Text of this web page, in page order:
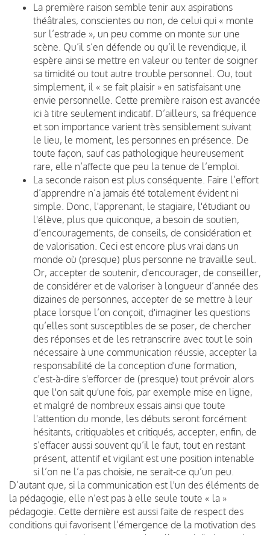
La première raison semble tenir aux aspirations
théâtrales, conscientes ou non, de celui qui « monte
sur l’estrade », un peu comme on monte sur une
scène. Qu’il s’en défende ou qu’il le revendique, il
espère ainsi se mettre en valeur ou tenter de soigner
sa timidité ou tout autre trouble personnel. Ou, tout
simplement, il « se fait plaisir » en satisfaisant une
envie personnelle. Cette première raison est avancée
ici à titre seulement indicatif. D’ailleurs, sa fréquence
et son importance varient très sensiblement suivant
le lieu, le moment, les personnes en présence. De
toute façon, sauf cas pathologique heureusement
rare, elle n’affecte que peu la tenue de l’emploi.
La seconde raison est plus conséquente. Faire l’effort
d’apprendre n’a jamais été totalement évident ni
simple. Donc, l'apprenant, le stagiaire, l'étudiant ou
l'élève, plus que quiconque, a besoin de soutien,
d’encouragements, de conseils, de considération et
de valorisation. Ceci est encore plus vrai dans un
monde où (presque) plus personne ne travaille seul.
Or, accepter de soutenir, d'encourager, de conseiller,
de considérer et de valoriser à longueur d’année des
dizaines de personnes, accepter de se mettre à leur
place lorsque l’on conçoit, d'imaginer les questions
qu’elles sont susceptibles de se poser, de chercher
des réponses et de les retranscrire avec tout le soin
nécessaire à une communication réussie, accepter la
responsabilité de la conception d'une formation,
c'est-à-dire s'efforcer de (presque) tout prévoir alors
que l'on sait qu'une fois, par exemple mise en ligne,
et malgré de nombreux essais ainsi que toute
l'attention du monde, les débuts seront forcément
hésitants, critiquables et critiqués, accepter, enfin, de
s’effacer aussi souvent qu’il le faut, tout en restant
présent, attentif et vigilant est une position intenable
si l’on ne l’a pas choisie, ne serait-ce qu’un peu.
D’autant que, si la communication est l'un des éléments de
la pédagogie, elle n’est pas à elle seule toute « la »
pédagogie. Cette dernière est aussi faite de respect des
conditions qui favorisent l’émergence de la motivation des